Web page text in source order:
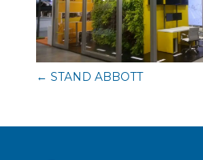
← STAND ABBOTT